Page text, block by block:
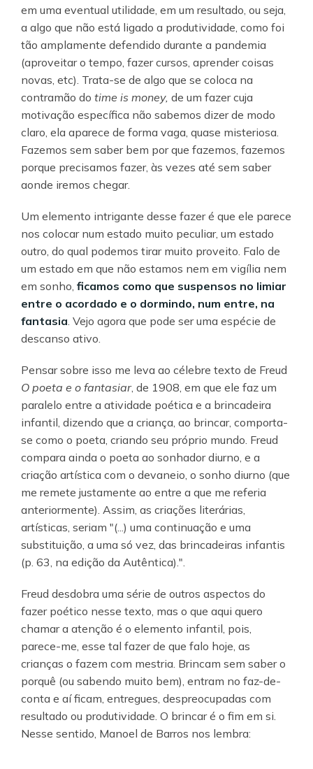
em uma eventual utilidade, em um resultado, ou seja,
a algo que não está ligado a produtividade, como foi
tão amplamente defendido durante a pandemia
(aproveitar o tempo, fazer cursos, aprender coisas
novas, etc). Trata-se de algo que se coloca na
contramão do time is money, de um fazer cuja
motivação específica não sabemos dizer de modo
claro, ela aparece de forma vaga, quase misteriosa.
Fazemos sem saber bem por que fazemos, fazemos
porque precisamos fazer, às vezes até sem saber
aonde iremos chegar.
Um elemento intrigante desse fazer é que ele parece
nos colocar num estado muito peculiar, um estado
outro, do qual podemos tirar muito proveito. Falo de
um estado em que não estamos nem em vigília nem
em sonho, ficamos como que suspensos no limiar
entre o acordado e o dormindo, num entre, na
fantasia. Vejo agora que pode ser uma espécie de
descanso ativo.
Pensar sobre isso me leva ao célebre texto de Freud
O poeta e o fantasiar, de 1908, em que ele faz um
paralelo entre a atividade poética e a brincadeira
infantil, dizendo que a criança, ao brincar, comporta-
se como o poeta, criando seu próprio mundo. Freud
compara ainda o poeta ao sonhador diurno, e a
criação artística com o devaneio, o sonho diurno (que
me remete justamente ao entre a que me referia
anteriormente). Assim, as criações literárias,
artísticas, seriam "(...) uma continuação e uma
substituição, a uma só vez, das brincadeiras infantis
(p. 63, na edição da Autêntica).".
Freud desdobra uma série de outros aspectos do
fazer poético nesse texto, mas o que aqui quero
chamar a atenção é o elemento infantil, pois,
parece-me, esse tal fazer de que falo hoje, as
crianças o fazem com mestria. Brincam sem saber o
porquê (ou sabendo muito bem), entram no faz-de-
conta e aí ficam, entregues, despreocupadas com
resultado ou produtividade. O brincar é o fim em si.
Nesse sentido, Manoel de Barros nos lembra: